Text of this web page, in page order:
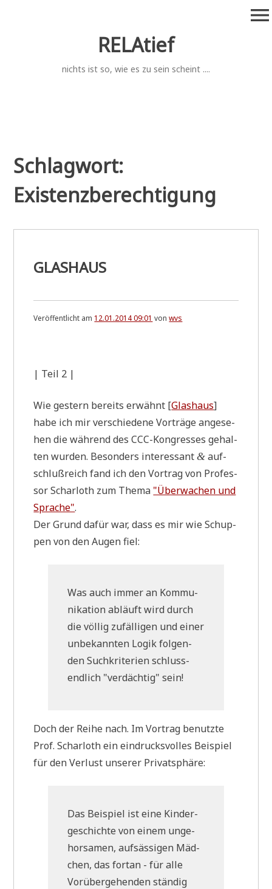
RELAtief
nichts ist so, wie es zu sein scheint ....
menu
Schlagwort:
Existenzberechtigung
GLASHAUS
Veröffentlicht am 12.01.2014 09:01 vonwvs
| Teil 2 |
Wie gestern bereits erwähnt [Glas­haus]
habe ich mir ver­schie­de­ne Vor­trä­ge ange­se­
hen die wäh­rend des CCC-Kon­gres­ses gehal­
ten wur­den. Beson­ders inter­es­sant& auf­
schluß­reich fand ich den Vor­trag von Pro­fes­
sor Schar­loth zum The­ma "Über­wa­chen und
Spra­che".
Der Grund dafür war, dass es mir wie Schup­
pen von den Augen fiel:
Was auch immer an Kom­mu­
ni­ka­ti­on abläuft wird durch
die völ­lig zufäl­li­gen und einer
unbe­kann­ten Logik fol­gen­
den Such­kri­te­ri­en schluss­
end­lich "ver­däch­tig" sein!
Doch der Rei­he nach. Im Vor­trag benutz­te
Prof. Schar­loth ein ein­drucks­vol­les Bei­spiel
für den Ver­lust unse­rer Privatsphäre:
Das Bei­spiel ist eine Kin­der­
ge­schich­te von einem unge­
hor­sa­men, auf­säs­si­gen Mäd­
chen, das fort­an - für alle
Vor­über­ge­hen­den stän­dig